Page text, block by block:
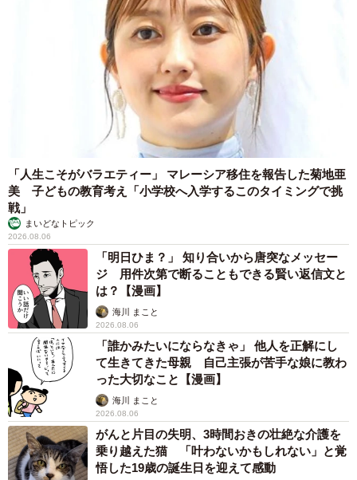
「人生こそがバラエティー」 マレーシア移住を報告した菊地亜
美 子どもの教育考え「小学校へ入学するこのタイミングで挑
戦」
まいどなトピック
2026.08.06
「明日ひま？」 知り合いから唐突なメッセー
ジ 用件次第で断ることもできる賢い返信文と
は？【漫画】
海川 まこと
2026.08.06
「誰かみたいにならなきゃ」 他人を正解にし
て生きてきた母親 自己主張が苦手な娘に教わ
った大切なこと【漫画】
海川 まこと
2026.08.06
がんと片目の失明、3時間おきの壮絶な介護を
乗り越えた猫 「叶わないかもしれない」と覚
悟した19歳の誕生日を迎えて感動